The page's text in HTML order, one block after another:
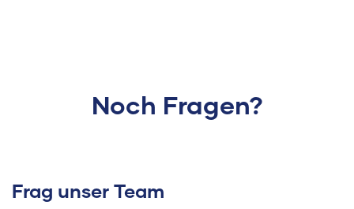
Noch Fragen?
Frag unser Team